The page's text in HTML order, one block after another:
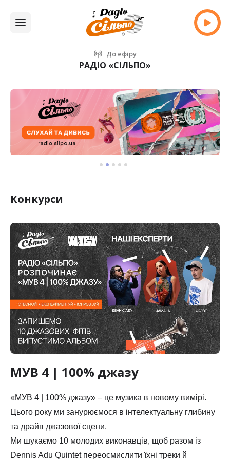
До ефіру
РАДІО «СІЛЬПО»
Конкурси
МУВ 4 | 100% джазу
«МУВ 4 | 100% джазу» – це музика в новому вимірі.
Цього року ми занурюємося в інтелектуальну глибину
та драйв джазової сцени.
Ми шукаємо 10 молодих виконавців, щоб разом із
Dennis Adu Quintet переосмислити їхні треки й